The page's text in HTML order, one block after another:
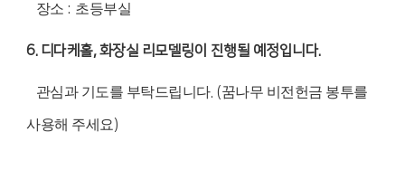
장소 : 초등부실
6. 디다케홀,화장실 리모델링이 진행될 예정입니다.
관심과 기도를 부탁드립니다. (꿈나무 비전헌금 봉투를
사용해 주세요)